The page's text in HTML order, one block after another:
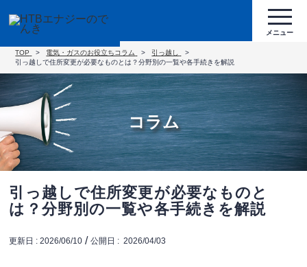
TOP 電気・ガスのお役立ちコラム
引っ越し
引っ越しで住所変更が必要なものとは？分野別の一覧や各手続きを解説
コラム
引っ越しで住所変更が必要なものと
は？分野別の一覧や各手続きを解説
更新日 :2026/06/10 /公開日 : 2026/04/03